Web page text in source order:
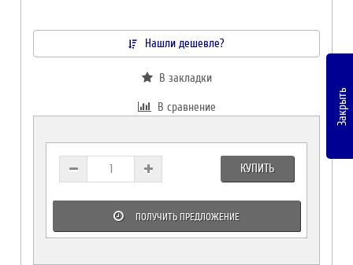
Нашли дешевле?
В закладки
В сравнение
КУПИТЬ
ПОЛУЧИТЬ ПРЕДЛОЖЕНИЕ
Закрыть